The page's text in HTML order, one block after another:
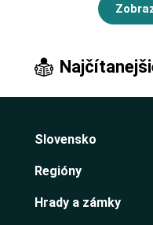
Slovensko
Regióny
Hrady a zámky